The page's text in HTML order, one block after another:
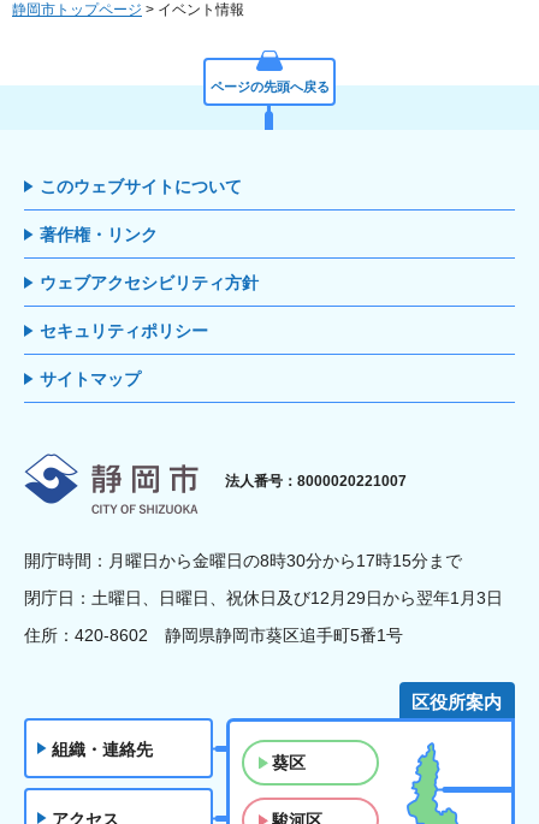
静岡市トップページ > イベント情報
ページの先頭へ戻る
このウェブサイトについて
著作権・リンク
ウェブアクセシビリティ方針
セキュリティポリシー
サイトマップ
静岡市
法人番号：8000020221007
開庁時間：月曜日から金曜日の8時30分から17時15分まで
閉庁日：土曜日、日曜日、祝休日及び12月29日から翌年1月3日
住所：420-8602 静岡県静岡市葵区追手町5番1号
組織・連絡先
アクセス
区役所案内
葵区